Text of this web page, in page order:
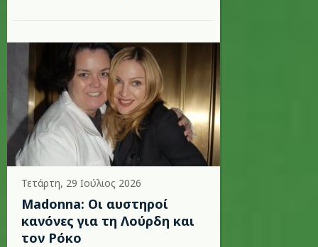
Τετάρτη, 29 Ιούλιος 2026
Madonna: Οι αυστηροί
κανόνες για τη Λούρδη και
τον Ρόκο